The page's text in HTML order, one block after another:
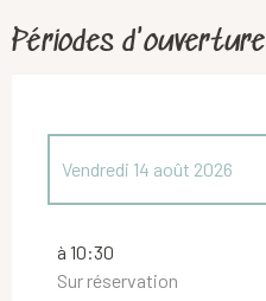
Périodes d'ouverture
Vendredi 14 août 2026
à 10:30
Sur réservation